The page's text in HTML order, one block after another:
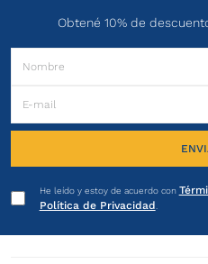
Obtené 10% de
He leído y estoy de acuerdo con
Política de Privacidad